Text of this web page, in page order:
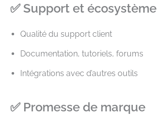
✅ Support et écosystème
Qualité du support client
Documentation, tutoriels, forums
Intégrations avec d’autres outils
✅ Promesse de marque